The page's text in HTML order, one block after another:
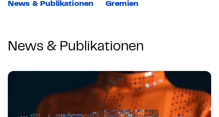
News & Publikationen Gremien
News & Publikationen